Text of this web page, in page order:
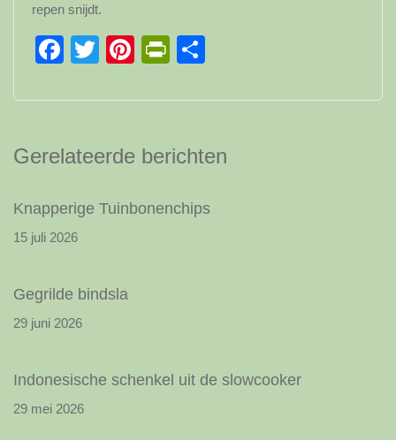
repen snijdt.
Facebook
Twitter
Pinterest
PrintFriendly
Gerelateerde berichten
Knapperige Tuinbonenchips
15 juli 2026
Gegrilde bindsla
29 juni 2026
Indonesische schenkel uit de slowcooker
29 mei 2026